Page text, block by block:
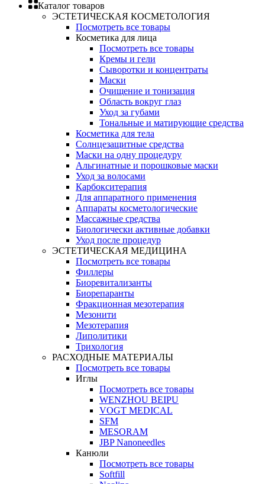
Каталог товаров
ЭСТЕТИЧЕСКАЯ КОСМЕТОЛОГИЯ
Посмотреть все товары
Косметика для лица
Посмотреть все товары
Кремы и гели
Сыворотки и концентраты
Маски
Очищение и тонизация
Область вокруг глаз
Уход за губами
Тональные и матирующие средства
Косметика для тела
Солнцезащитные средства
Маски на одну процедуру
Альгинатные и порошковые маски
Уход за волосами
Карбокситерапия
Для аппаратного применения
Аппараты косметологические
Массажные средства
Биологически активные добавки
Уход после процедур
ЭСТЕТИЧЕСКАЯ МЕДИЦИНА
Посмотреть все товары
Филлеры
Биоревитализанты
Биорепаранты
Фракционная мезотерапия
Мезонити
Мезотерапия
Липолитики
Трихология
РАСХОДНЫЕ МАТЕРИАЛЫ
Посмотреть все товары
Иглы
Посмотреть все товары
WENZHOU BEIPU
VOGT MEDICAL
SFM
MESORAM
JBP Nanoneedles
Канюли
Посмотреть все товары
Softfill